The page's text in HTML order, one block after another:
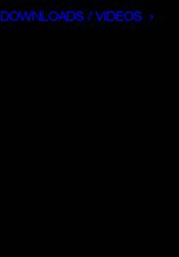
DOWNLOADS / VIDEOS